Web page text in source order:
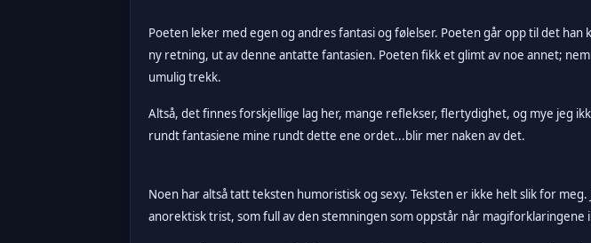
Poeten leker med egen og andres fantasi og følelser. Poeten går opp til det
ny retning, ut av denne antatte fantasien. Poeten fikk et glimt av noe annet;
umulig trekk.
Altså, det finnes forskjellige lag her, mange reflekser, flertydighet, og mye jeg
rundt fantasiene mine rundt dette ene ordet...blir mer naken av det.
Noen har altså tatt teksten humoristisk og sexy. Teksten er ikke helt slik for
anorektisk trist, som full av den stemningen som oppstår når